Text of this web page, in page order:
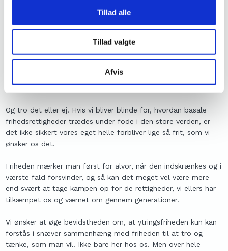
Tillad alle
Tillad valgte
Afvis
tro, risikerer at blive drevet på flugt fra deres hjemstavn.
At der i vores uddannelsessystem bliver øget
befolkningen er meget begrænset. Det gælder ikke mindst
konkret viden om kristne forfulgte.
Og tro det eller ej. Hvis vi bliver blinde for, hvordan basale
frihedsrettigheder trædes under fode i den store verden, er
det ikke sikkert vores eget helle forbliver lige så frit, som vi
ønsker os det.
Friheden mærker man først for alvor, når den indskrænkes og i
værste fald forsvinder, og så kan det meget vel være mere
end svært at tage kampen op for de rettigheder, vi ellers har
tilkæmpet os og værnet om gennem generationer.
Vi ønsker at øge bevidstheden om, at ytringsfriheden kun kan
forstås i snæver sammenhæng med friheden til at tro og
tænke, som man vil. Ikke bare her hos os. Men over hele